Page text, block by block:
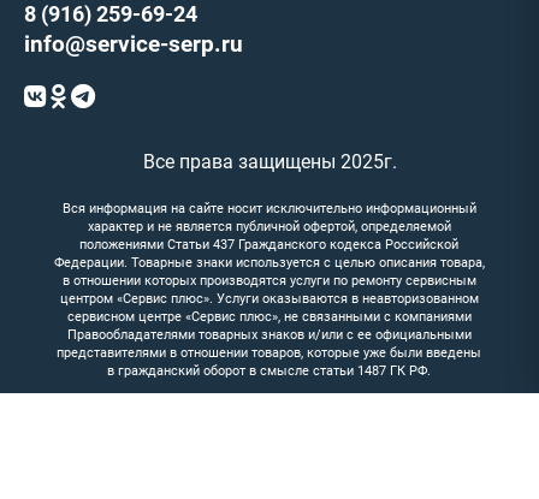
8 (916) 259-69-24
info@service-serp.ru
Все права защищены 2025г.
Вся информация на сайте носит исключительно информационный
характер и не является публичной офертой, определяемой
положениями Статьи 437 Гражданского кодекса Российской
Федерации. Товарные знаки используется с целью описания товара,
в отношении которых производятся услуги по ремонту сервисным
центром «Сервис плюс». Услуги оказываются в неавторизованном
сервисном центре «Сервис плюс», не связанными с компаниями
Правообладателями товарных знаков и/или с ее официальными
представителями в отношении товаров, которые уже были введены
в гражданский оборот в смысле статьи 1487 ГК РФ.